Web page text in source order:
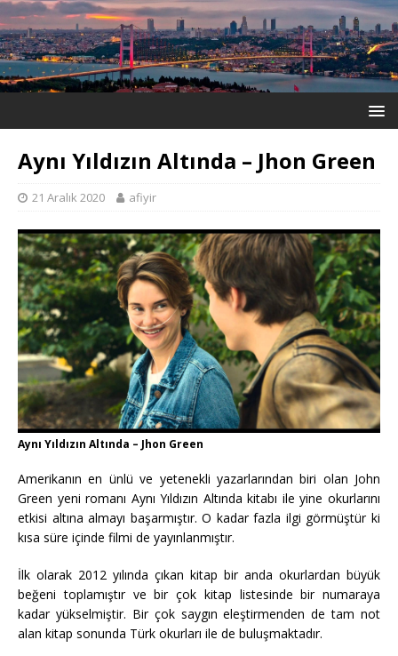
Aynı Yıldızın Altında – Jhon Green
21 Aralık 2020 afiyir
Aynı Yıldızın Altında – Jhon Green
Amerikanın en ünlü ve yetenekli yazarlarından biri olan John
Green yeni romanı Aynı Yıldızın Altında kitabı ile yine okurlarını
etkisi altına almayı başarmıştır. O kadar fazla ilgi görmüştür ki
kısa süre içinde filmi de yayınlanmıştır.
İlk olarak 2012 yılında çıkan kitap bir anda okurlardan büyük
beğeni toplamıştır ve bir çok kitap listesinde bir numaraya
kadar yükselmiştir. Bir çok saygın eleştirmenden de tam not
alan kitap sonunda Türk okurları ile de buluşmaktadır.